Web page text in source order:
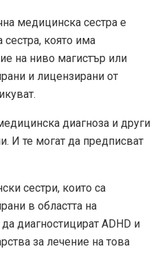
медицинска сестра е
която има
на ниво магистър или
и лицензирани от
диагноза и други
И те могат да предписват
сестри, които са
в областта на
диагностицират ADHD и
за лечение на това